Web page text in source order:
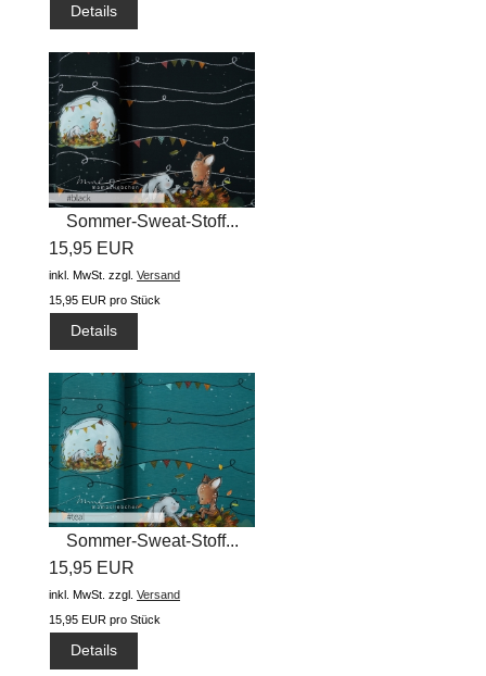
Details
Sommer-Sweat-Stoff...
15,95 EUR
inkl. MwSt. zzgl. Versand
15,95 EUR pro Stück
Details
Sommer-Sweat-Stoff...
15,95 EUR
inkl. MwSt. zzgl. Versand
15,95 EUR pro Stück
Details